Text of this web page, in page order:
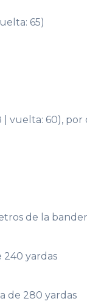
65)
| vuelta: 60),
de la
240 yardas
de 280 yardas